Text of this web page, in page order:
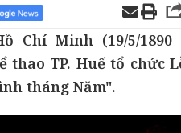
Chí Minh (19/5/1890
thao TP. Huế tổ chức
tháng Năm".